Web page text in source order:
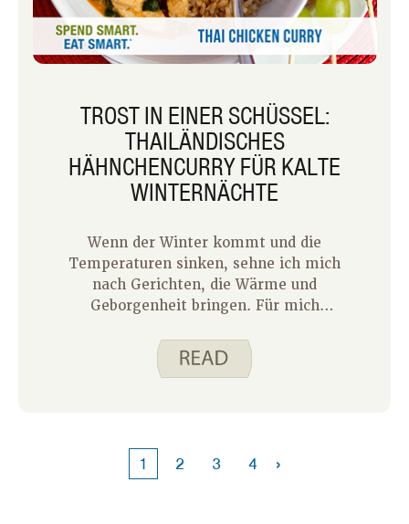
TROST IN EINER SCHÜSSEL:
THAILÄNDISCHES
HÄHNCHENCURRY FÜR KALTE
WINTERNÄCHTE
Wenn der Winter kommt und die
Temperaturen sinken, sehne ich mich
nach Gerichten, die Wärme und
Geborgenheit bringen. Für mich
Eintöpfe in einer Schüssel, um die ich
meine Hände umwickeln kann. Aber
Alternative zur Suppe. Ich bekomme
immer noch dieses warme, tröstliche
1 2 3 4 ›